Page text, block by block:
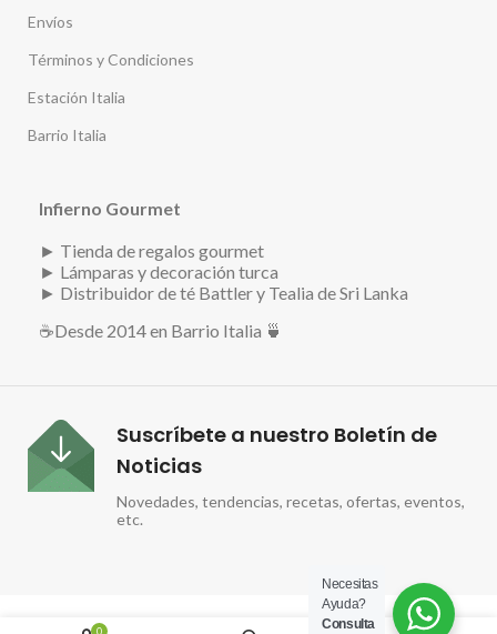
Envíos
Términos y Condiciones
Estación Italia
Barrio Italia
Infierno Gourmet
► Tienda de regalos gourmet
► Lámparas y decoración turca
► Distribuidor de té Battler y Tealia de Sri Lanka
☕Desde 2014 en Barrio Italia 🍵
Suscríbete a nuestro Boletín de
Noticias
Novedades, tendencias, recetas, ofertas, eventos,
etc.
Necesitas
Ayuda?
Consulta
0